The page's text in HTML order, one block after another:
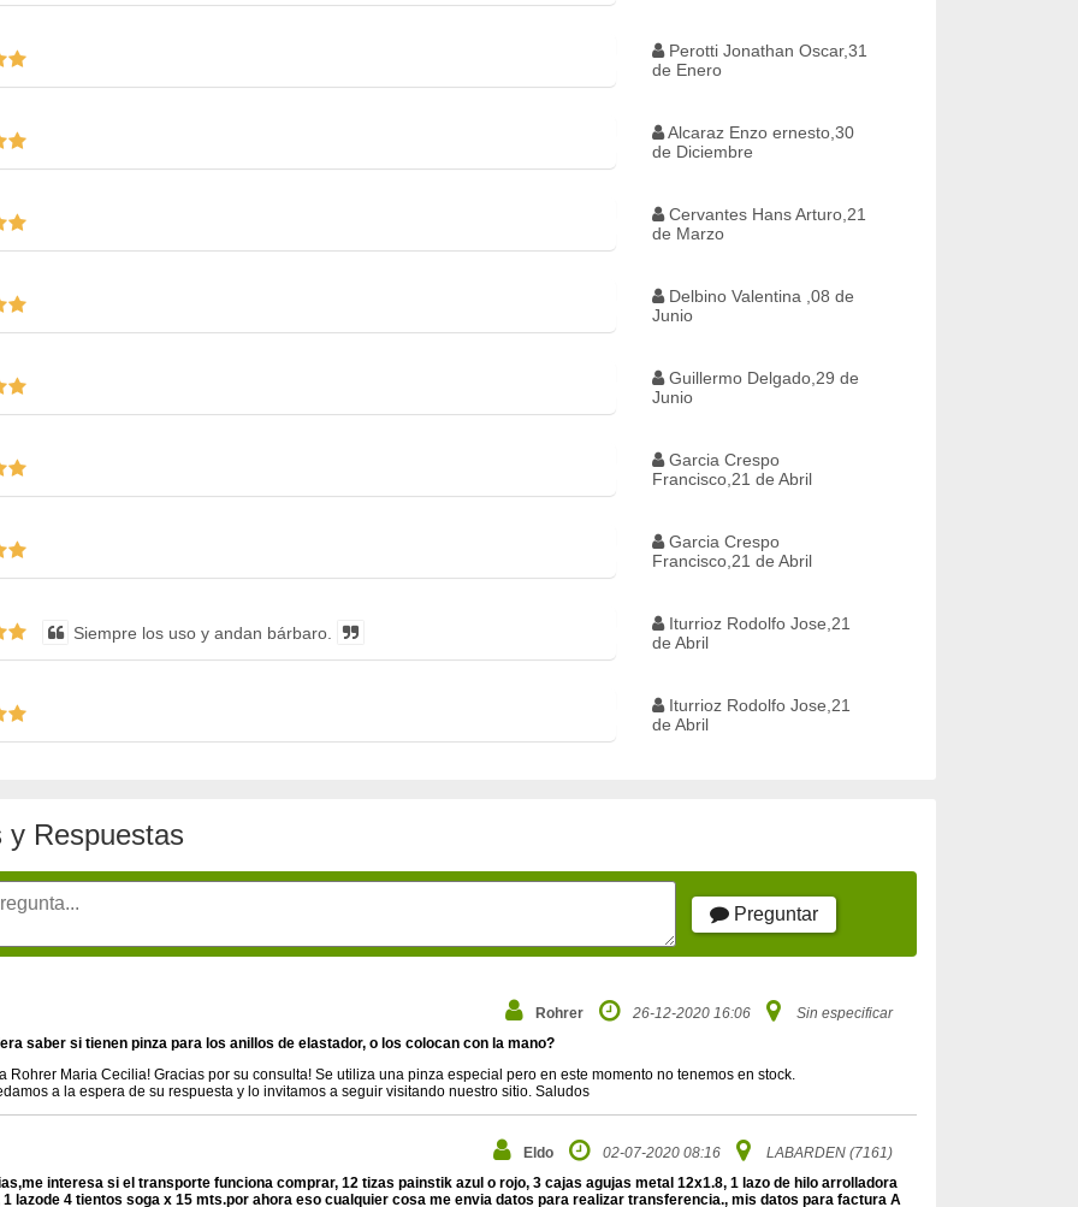
Perotti Jonathan Oscar,31
de Enero
Alcaraz Enzo ernesto,30
de Diciembre
Cervantes Hans Arturo,21
de Marzo
Delbino Valentina ,08 de
Junio
Guillermo Delgado,29 de
Junio
Garcia Crespo
Francisco,21 de Abril
Garcia Crespo
Francisco,21 de Abril
Siempre los uso y andan bárbaro.
Iturrioz Rodolfo Jose,21
de Abril
Iturrioz Rodolfo Jose,21
de Abril
y Respuestas
Preguntar
Rohrer 26-12-2020 16:06
Sin especificar
saber si tienen pinza para los anillos de elastador, o los colocan con la mano?
Rohrer Maria Cecilia! Gracias por su consulta! Se utiliza una pinza especial pero en este momento no tenemos en stock.
a la espera de su respuesta y lo invitamos a seguir visitando nuestro sitio. Saludos
Eldo 02-07-2020 08:16
LABARDEN (7161)
interesa si el transporte funciona comprar, 12 tizas painstik azul o rojo, 3 cajas agujas metal 12x1.8, 1 lazo de hilo arrolladora
1 lazode 4 tientos soga x 15 mts.por ahora eso cualquier cosa me envia datos para realizar transferencia., mis datos para factura A